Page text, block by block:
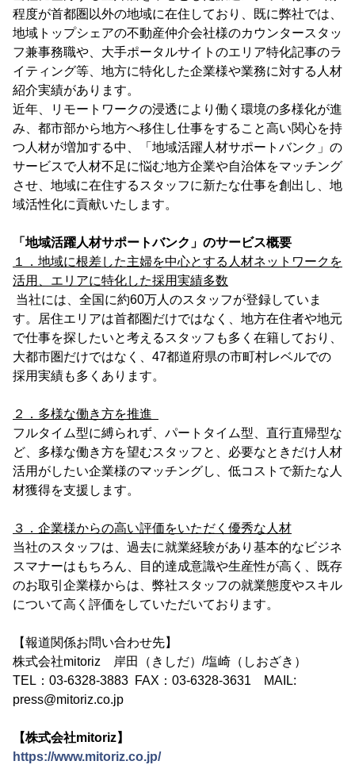
程度が首都圏以外の地域に在住しており、既に弊社では、
地域トップシェアの不動産仲介会社様のカウンタースタッ
フ兼事務職や、大手ポータルサイトのエリア特化記事のラ
イティング等、地方に特化した企業様や業務に対する人材
紹介実績があります。
近年、リモートワークの浸透により働く環境の多様化が進
み、都市部から地方へ移住し仕事をすること高い関心を持
つ人材が増加する中、「地域活躍人材サポートバンク」の
サービスで人材不足に悩む地方企業や自治体をマッチング
させ、地域に在住するスタッフに新たな仕事を創出し、地
域活性化に貢献いたします。
「地域活躍人材サポートバンク」のサービス概要
１．地域に根差した主婦を中心とする人材ネットワークを
活用、エリアに特化した採用実績多数
当社には、全国に約60万人のスタッフが登録していま
す。居住エリアは首都圏だけではなく、地方在住者や地元
で仕事を探したいと考えるスタッフも多く在籍しており、
大都市圏だけではなく、47都道府県の市町村レベルでの
採用実績も多くあります。
２．多様な働き方を推進
フルタイム型に縛られず、パートタイム型、直行直帰型な
ど、多様な働き方を望むスタッフと、必要なときだけ人材
活用がしたい企業様のマッチングし、低コストで新たな人
材獲得を支援します。
３．企業様からの高い評価をいただく優秀な人材
当社のスタッフは、過去に就業経験があり基本的なビジネ
スマナーはもちろん、目的達成意識や生産性が高く、既存
のお取引企業様からは、弊社スタッフの就業態度やスキル
について高く評価をしていただいております。
【報道関係お問い合わせ先】
株式会社mitoriz 岸田（きしだ）/塩崎（しおざき）
TEL：03-6328-3883 FAX：03-6328-3631 MAIL:
press@mitoriz.co.jp
【株式会社mitoriz】
https://www.mitoriz.co.jp/